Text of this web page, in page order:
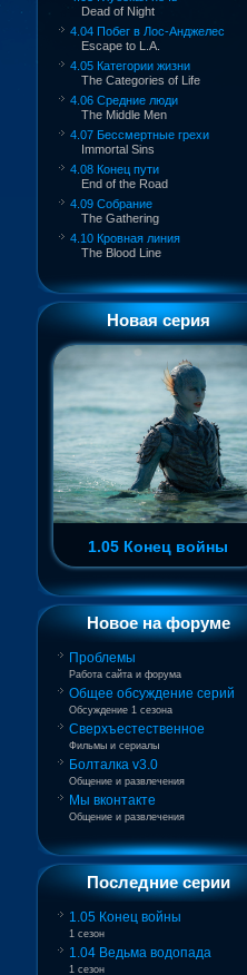
Dead of Night
4.04 Побег в Лос-Анджелес
Escape to L.A.
4.05 Категории жизни
The Categories of Life
4.06 Средние люди
The Middle Men
4.07 Бессмертные грехи
Immortal Sins
4.08 Конец пути
End of the Road
4.09 Собрание
The Gathering
4.10 Кровная линия
The Blood Line
Новая серия
1.05 Конец войны
Новое на форуме
Проблемы
Работа сайта и форума
Общее обсуждение серий
Обсуждение 1 сезона
Сверхъестественное
Фильмы и сериалы
Болталка v3.0
Общение и развлечения
Мы вконтакте
Общение и развлечения
Последние серии
1.05 Конец войны
1 сезон
1.04 Ведьма водопада
1 сезон